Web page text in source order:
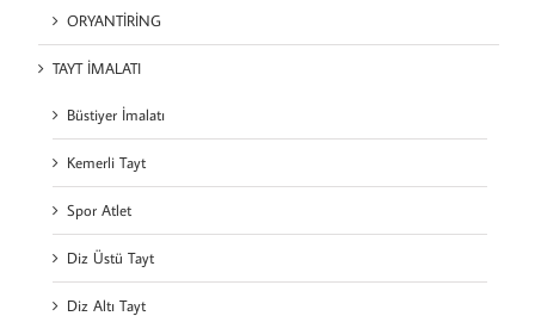
ORYANTİRİNG
TAYT İMALATI
Büstiyer İmalatı
Kemerli Tayt
Spor Atlet
Diz Üstü Tayt
Diz Altı Tayt